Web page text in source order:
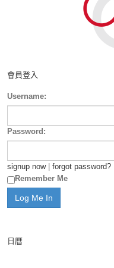
會員登入
Username:
Password:
signup now| forgot password?
Remember Me
日曆